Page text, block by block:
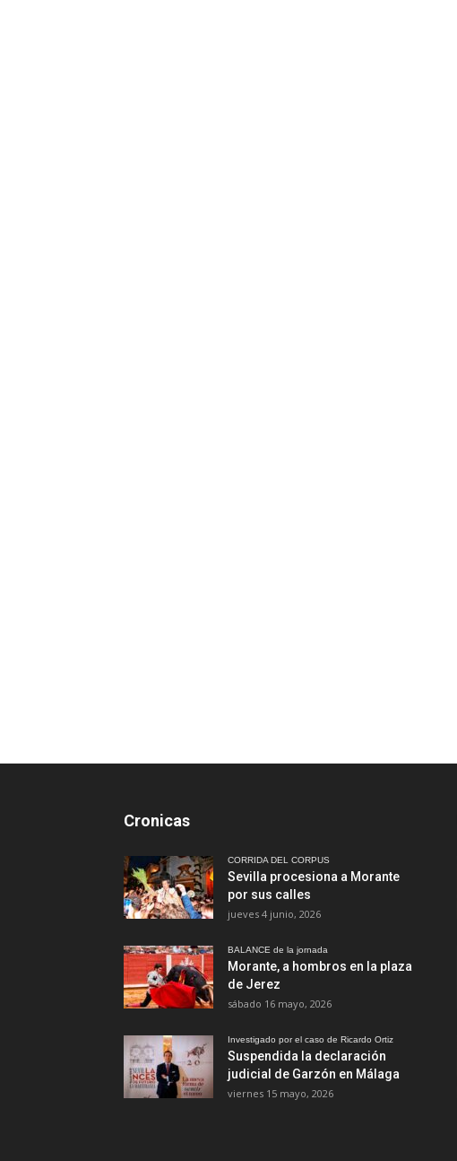
Cronicas
CORRIDA DEL CORPUS
Sevilla procesiona a Morante
por sus calles
jueves 4 junio, 2026
BALANCE de la jornada
Morante, a hombros en la plaza
de Jerez
sábado 16 mayo, 2026
Investigado por el caso de Ricardo Ortiz
Suspendida la declaración
judicial de Garzón en Málaga
viernes 15 mayo, 2026